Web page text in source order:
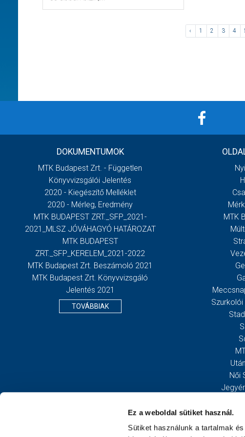
Ez a weboldal sütiket használ.
Sütiket használunk a tartalmak
‹ 1 2 3 4
DOKUMENTUMOK
MTK Budapest Zrt. - Független
Könyvvizsgálói Jelentés
2020 - Kiegészítő Melléklet
2020 - Mérleg, Eredmény
MTK BUDAPEST ZRT._SFP_2021-
2021_MLSZ JÓVÁHAGYÓ HATÁROZAT
MTK BUDAPEST
ZRT._SFP_KERELEM_2021-2022
MTK Budapest Zrt. Beszámoló 2021
MTK Budapest Zrt. Könyvvizsgáló
Jelentés 2021
TOVÁBBIAK
MTK
Női